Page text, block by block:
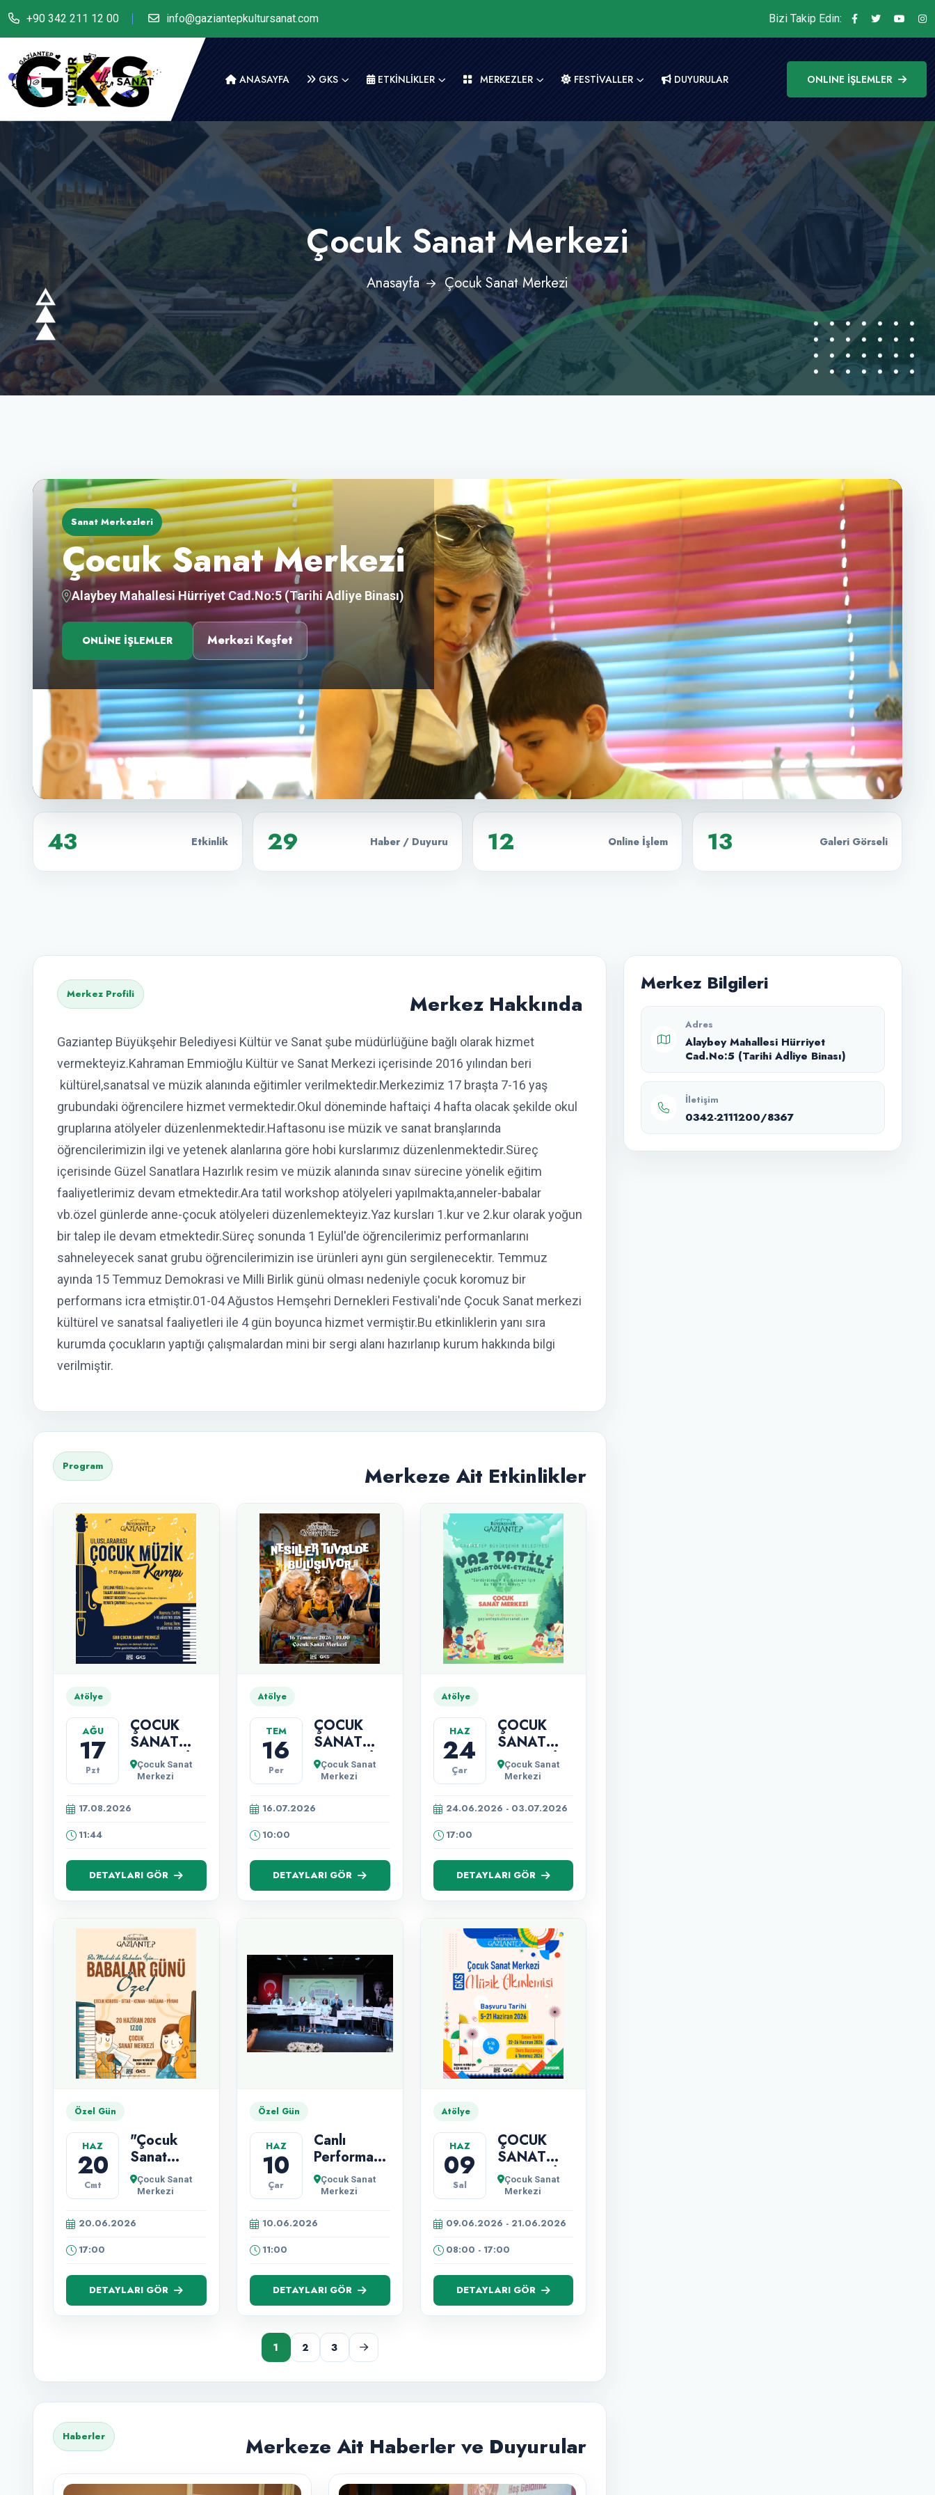
+90 342 211 12 00 info@gaziantepkultursanat.com Bizi Takip Edin:
ANASAYFA GKS ETKİNLİKLER MERKEZLER FESTİVALLER DUYURULAR ONLINE İŞLEMLER
Çocuk Sanat Merkezi
Anasayfa Çocuk Sanat Merkezi
Sanat Merkezleri
Çocuk Sanat Merkezi
Alaybey Mahallesi Hürriyet Cad.No:5 (Tarihi Adliye Binası)
ONLINE İŞLEMLER Merkezi Keşfet
43 Etkinlik 29 Haber / Duyuru 12 Online İşlem 13 Galeri Görseli
Merkez Profili Merkez Hakkında
Gaziantep Büyükşehir Belediyesi Kültür ve Sanat şube müdürlüğüne bağlı olarak hizmet
vermekteyiz.Kahraman Emmioğlu Kültür ve Sanat Merkezi içerisinde 2016 yılından beri
kültürel,sanatsal ve müzik alanında eğitimler verilmektedir.Merkezimiz 17 braşta 7-16 yaş
grubundaki öğrencilere hizmet vermektedir.Okul döneminde haftaiçi 4 hafta olacak şekilde okul
gruplarına atölyeler düzenlenmektedir.Haftasonu ise müzik ve sanat branşlarında
öğrencilerimizin ilgi ve yetenek alanlarına göre hobi kurslarımız düzenlenmektedir.Süreç
içerisinde Güzel Sanatlara Hazırlık resim ve müzik alanında sınav sürecine yönelik eğitim
faaliyetlerimiz devam etmektedir.Ara tatil workshop atölyeleri yapılmakta,anneler-babalar
vb.özel günlerde anne-çocuk atölyeleri düzenlemekteyiz.Yaz kursları 1.kur ve 2.kur olarak yoğun
bir talep ile devam etmektedir.Süreç sonunda 1 Eylül'de öğrencilerimiz performanlarını
sahneleyecek sanat grubu öğrencilerimizin ise ürünleri aynı gün sergilenecektir. Temmuz
ayında 15 Temmuz Demokrasi ve Milli Birlik günü olması nedeniyle çocuk koromuz bir
performans icra etmiştir.01-04 Ağustos Hemşehri Dernekleri Festivali'nde Çocuk Sanat merkezi
kültürel ve sanatsal faaliyetleri ile 4 gün boyunca hizmet vermiştir.Bu etkinliklerin yanı sıra
kurumda çocukların yaptığı çalışmalardan mini bir sergi alanı hazırlanıp kurum hakkında bilgi
verilmiştir.
Program Merkeze Ait Etkinlikler
Atölye
AĞU
17
Pzt
ÇOCUK
SANAT
MERKEZİ
ULUSLARARASI
MÜZİK
Çocuk Sanat
Merkezi
17.08.2026
11:44
DETAYLARI GÖR
Atölye
TEM
16
Per
ÇOCUK
SANAT
MERKEZİ
NESİLLER
BULUŞUYOR
Çocuk Sanat
Merkezi
16.07.2026
10:00
DETAYLARI GÖR
Atölye
HAZ
24
Çar
ÇOCUK
SANAT
MERKEZİ
YAZ
BAŞVURU
Çocuk Sanat
Merkezi
24.06.2026 - 03.07.2026
17:00
DETAYLARI GÖR
Özel Gün
HAZ
20
Cmt
"Çocuk
Sanat
Merkezi
Babalar
Özel"
Çocuk Sanat
Merkezi
20.06.2026
17:00
DETAYLARI GÖR
Özel Gün
HAZ
10
Çar
Canlı
Performans
Resim
Yarışması
Töreni
Çocuk Sanat
Merkezi
10.06.2026
11:00
DETAYLARI GÖR
Atölye
HAZ
09
Sal
ÇOCUK
SANAT
MERKEZİ
MÜZİK
Çocuk Sanat
Merkezi
09.06.2026 - 21.06.2026
08:00 - 17:00
DETAYLARI GÖR
1 2 3
Haberler Merkeze Ait Haberler ve Duyurular
Merkez Bilgileri
Adres
Alaybey Mahallesi Hürriyet
Cad.No:5 (Tarihi Adliye Binası)
İletişim
0342-2111200/8367